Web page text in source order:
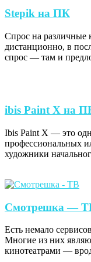
Stepik на ПК
ПК
Спрос на различные
дистанционно, в
спрос — там и
ibis Paint X на
Ibis Paint X — это
профессиональных
художники
Смотрешка —
Есть немало
Многие из них
кинотеатрами —